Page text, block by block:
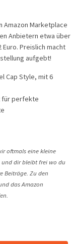
Amazon Marketplace
Anbietern etwa über
Preislich macht
aufgebt!
Cap Style, mit 6
für perfekte
oftmals eine kleine
und dir bleibt frei wo du
Beiträge. Zu den
das Amazon